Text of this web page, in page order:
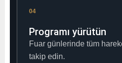
04
Programı yürütün
Fuar günlerinde tüm
takip edin.